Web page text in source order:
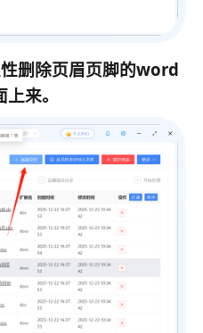
删除页眉页脚的word
来。